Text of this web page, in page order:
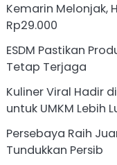
Kemarin Melonjak,
Rp29.000
ESDM Pastikan
Tetap Terjaga
Kuliner Viral Hadir
untuk UMKM Lebih
Persebaya Raih
Tundukkan Persib